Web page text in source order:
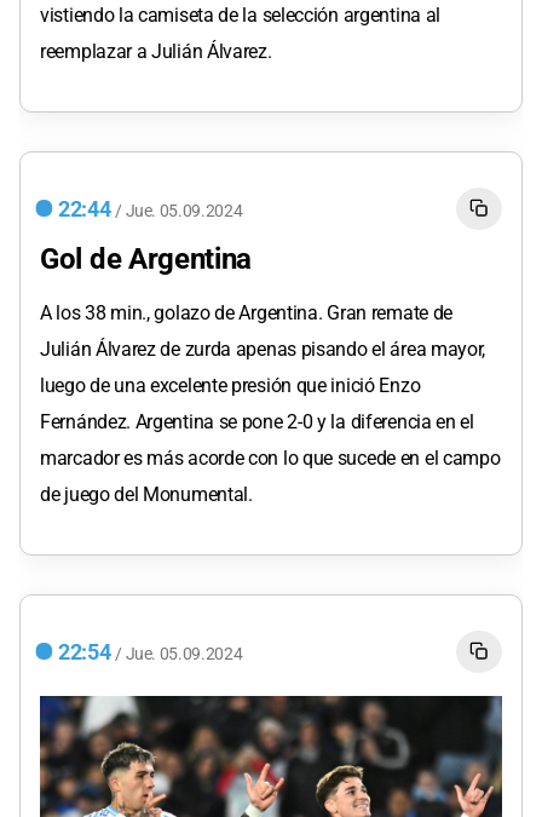
vistiendo la camiseta de la selección argentina al
reemplazar a Julián Álvarez.
22:44 / Jue. 05.09.2024
Gol de Argentina
A los 38 min., golazo de Argentina. Gran remate de
Julián Álvarez de zurda apenas pisando el área mayor,
luego de una excelente presión que inició Enzo
Fernández. Argentina se pone 2-0 y la diferencia en el
marcador es más acorde con lo que sucede en el campo
de juego del Monumental.
22:54 / Jue. 05.09.2024